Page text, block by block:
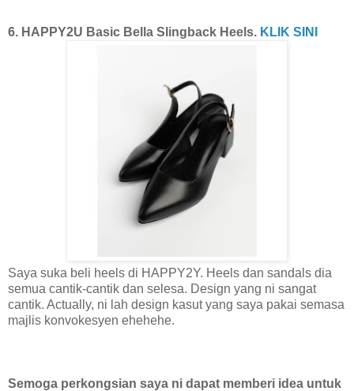
6. HAPPY2U Basic Bella Slingback Heels. KLIK SINI
Saya suka beli heels di HAPPY2Y. Heels dan sandals dia
semua cantik-cantik dan selesa. Design yang ni sangat
cantik. Actually, ni lah design kasut yang saya pakai semasa
majlis konvokesyen ehehehe.
Semoga perkongsian saya ni dapat memberi idea untuk